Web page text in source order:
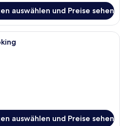
auswählen und Preise sehen
Ein Hotelzimmer mit Bett,
auswählen und Preise sehen